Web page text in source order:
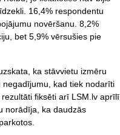
16,4% respondentu
novēršanu. 8,2%
bet 5,9% vērsušies pie
ka stāvvietu izmēru
negadījumu, kad tiek nodarīti
fiksēti arī LSM.lv aprīlī
norādīja, ka daudzās